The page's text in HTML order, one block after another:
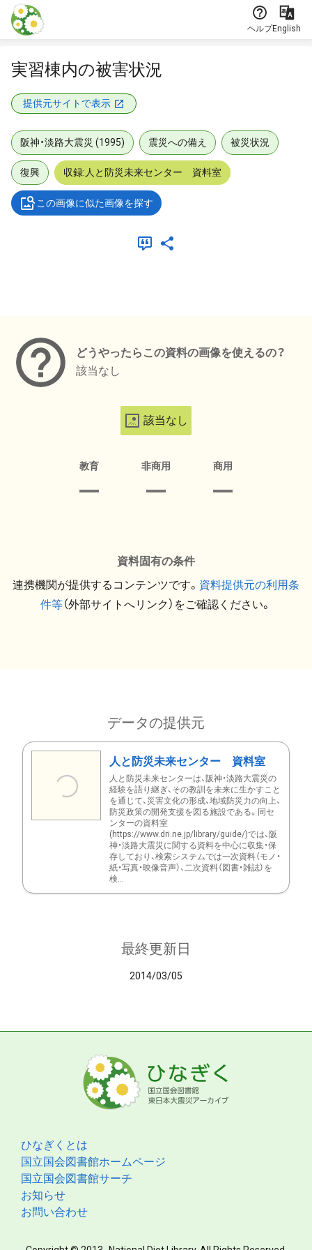
本文に飛ぶ
ヘルプEnglish
実習棟内の被害状況
提供元サイトで表示
阪神・淡路大震災 (1995) 震災への備え 被災状況
復興 収録:人と防災未来センター 資料室
この画像に似た画像を探す
どうやったらこの資料の画像を使えるの？
該当なし
該当なし
教育 非商用 商用
資料固有の条件
連携機関が提供するコンテンツです。 資料提供元の利用条
件等（外部サイトへリンク）をご確認ください。
データの提供元
人と防災未来センター 資料室
人と防災未来センターは、阪神・淡路大震災の
経験を語り継ぎ、その教訓を未来に生かすこと
を通じて、災害文化の形成、地域防災力の向上、
防災政策の開発支援を図る施設である。同セ
ンターの資料室
(https://www.dri.ne.jp/library/guide/)では、阪
神・淡路大震災に関する資料を中心に収集・保
存しており、検索システムでは一次資料（モノ・
紙・写真・映像音声）、二次資料（図書・雑誌）を
検...
最終更新日
2014/03/05
ひなぎくとは
国立国会図書館ホームページ
国立国会図書館サーチ
お知らせ
お問い合わせ